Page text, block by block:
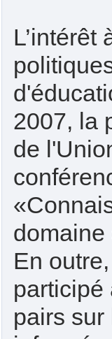
L’intérêt
2007, la
de
domaine
En
participé
pairs